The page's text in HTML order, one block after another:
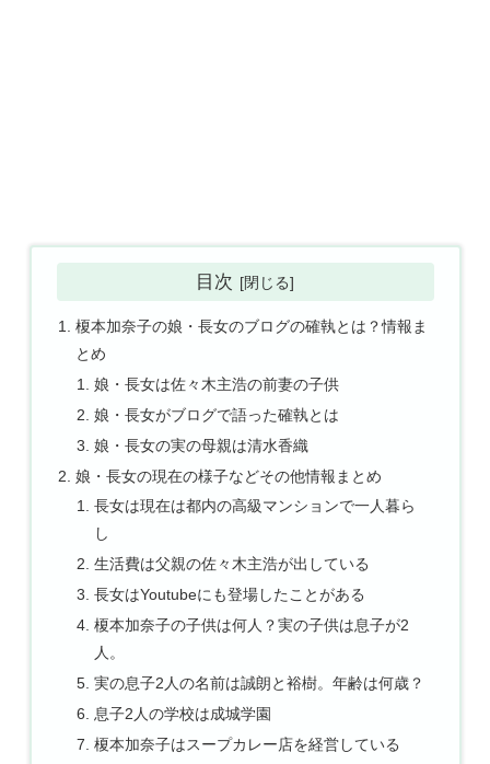
目次
榎本加奈子の娘・長女のブログの確執とは？情報ま
とめ
娘・長女は佐々木主浩の前妻の子供
娘・長女がブログで語った確執とは
娘・長女の実の母親は清水香織
娘・長女の現在の様子などその他情報まとめ
長女は現在は都内の高級マンションで一人暮ら
し
生活費は父親の佐々木主浩が出している
長女はYoutubeにも登場したことがある
榎本加奈子の子供は何人？実の子供は息子が2
人。
実の息子2人の名前は誠朗と裕樹。年齢は何歳？
息子2人の学校は成城学園
榎本加奈子はスープカレー店を経営している